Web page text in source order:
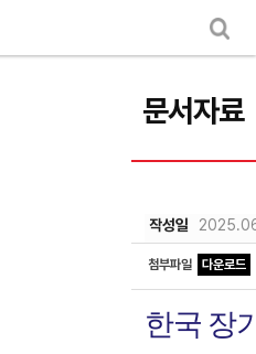
문서자료
작성일
첨부파일 다운로드
한국 장
치북5